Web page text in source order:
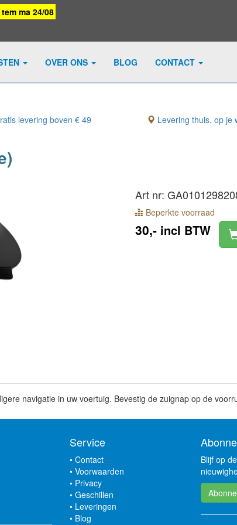
ma 24/08
OVER ONS BLOG CONTACT
levering boven € 49 Levering thuis, op je
Art nr:
Beperkte voorraad
30,- incl BTW
navigatie in uw voertuig. Bevestig de zuignap op de
Service
• Contact
• Voorwaarden
• Privacy
• Geschillen
• Leveringen
• Blog
Blijf op